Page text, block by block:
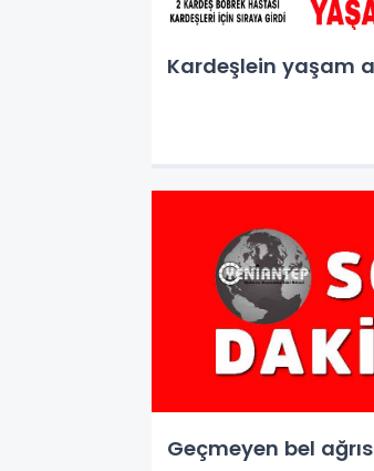
Kardeşlein yaşam
Geçmeyen bel